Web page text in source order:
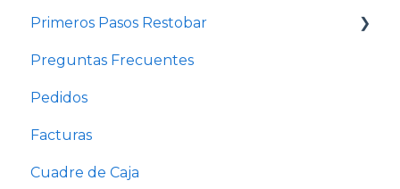
Primeros Pasos Restobar
Cursos de administración de Restaurantes y
Preguntas Frecuentes
Pedidos
Facturas
Cuadre de Caja